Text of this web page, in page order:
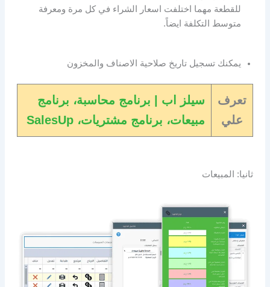
للقطعة مهما اختلفت اسعار الشراء في كل مرة ومعرفة
متوسط التكلفة ايضاً.
يمكنك تسجيل تاريخ صلاحية الاصناف والمخزون
تعرف
علي
سيلز اب | برنامج محاسبة، برنامج
مبيعات، برنامج مشتريات، SalesUp
ثانيا: المبيعات